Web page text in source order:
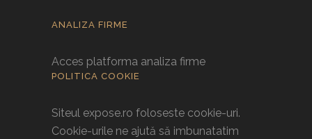
ANALIZA FIRME
Acces platforma analiza firme
POLITICA COOKIE
Siteul expose.ro foloseste cookie-uri.
Cookie-urile ne ajută să imbunatatim